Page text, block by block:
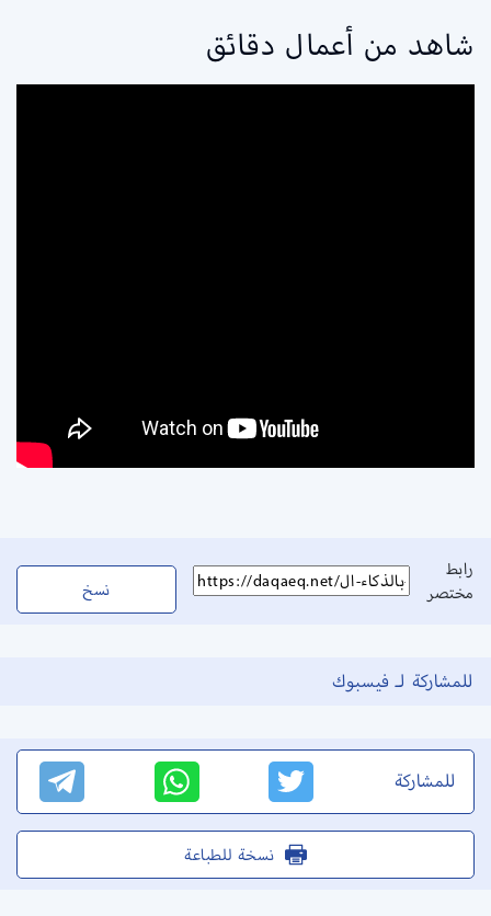
شاهد من أعمال دقائق
رابط
مختصر
نسخ
للمشاركة لـ فيسبوك
للمشاركة
نسخة للطباعة